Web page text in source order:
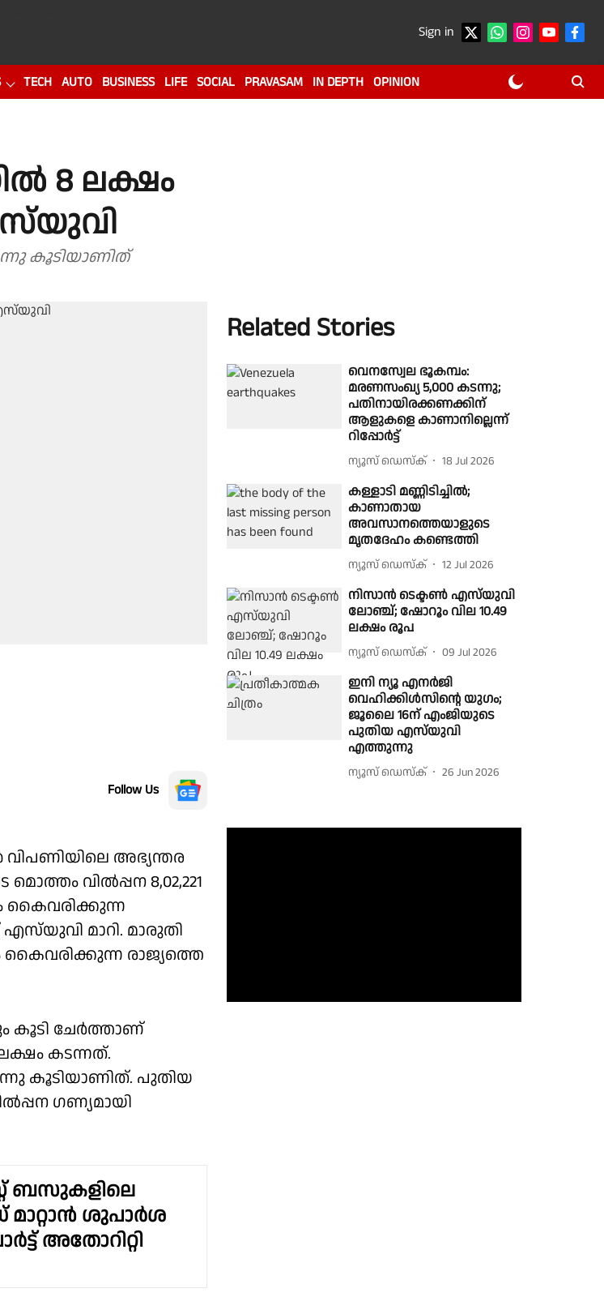
Sign in
TECH AUTO BUSINESS LIFE SOCIAL PRAVASAM IN DEPTH OPINION
8 ലക്ഷം
കൂടിയാണിത്
Follow Us
വിപണിയിലെ അഭ്യന്തര
വിൽപ്പന 8,02,221
കൈവരിക്കുന്ന
മാറി. മാരുതി
കൈവരിക്കുന്ന രാജ്യത്തെ
കൂടി ചേർത്താണ്
കടന്നത്.
കൂടിയാണിത്. പുതിയ
ഗണ്യമായി
ബസുകളിലെ
ശുപാർശ
അതോറിറ്റി
Related Stories
വെനസ്വേല ഭൂകമ്പം:
മരണസംഖ്യ 5,000 കടന്നു;
പതിനായിരക്കണക്കിന്
ആളുകളെ കാണാനില്ലെന്ന്
റിപ്പോർട്ട്
ന്യൂസ് ഡെസ്ക് 18 Jul 2026
കള്ളാടി മണ്ണിടിച്ചിൽ;
കാണാതായ
അവസാനത്തെയാളുടെ
മൃതദേഹം കണ്ടെത്തി
ന്യൂസ് ഡെസ്ക് 12 Jul 2026
നിസാൻ ടെക്ടൺ എസ്‌യുവി
ലോഞ്ച്; ഷോറൂം വില 10.49
ലക്ഷം രൂപ
ന്യൂസ് ഡെസ്ക് 09 Jul 2026
ഇനി ന്യൂ എനർജി
വെഹിക്കിൾസിന്റെ യുഗം;
ജൂലൈ 16ന് എംജിയുടെ
പുതിയ എസ്‌യുവി
എത്തുന്നു
ന്യൂസ് ഡെസ്ക് 26 Jun 2026